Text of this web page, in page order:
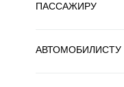
ПАССАЖИРУ
АВТОМОБИЛИСТУ